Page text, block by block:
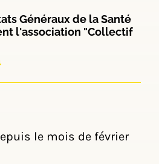
Généraux de la Santé
l'association "Collectif
le mois de février